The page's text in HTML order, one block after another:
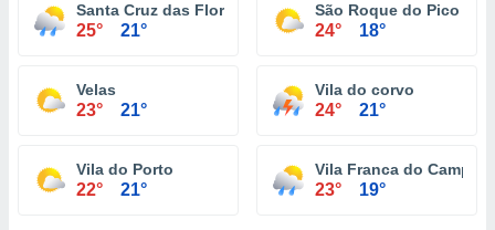
Santa Cruz das Flores
25° 21°
São Roque do Pico
24° 18°
Velas
23° 21°
Vila do corvo
24° 21°
Vila do Porto
22° 21°
Vila Franca do Campo
23° 19°